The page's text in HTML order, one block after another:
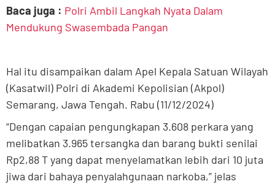
Baca juga : Polri Ambil Langkah Nyata Dalam
Mendukung Swasembada Pangan
Hal itu disampaikan dalam Apel Kepala Satuan Wilayah
(Kasatwil) Polri di Akademi Kepolisian (Akpol)
Semarang, Jawa Tengah. Rabu (11/12/2024)
“Dengan capaian pengungkapan 3.608 perkara yang
melibatkan 3.965 tersangka dan barang bukti senilai
Rp2,88 T yang dapat menyelamatkan lebih dari 10 juta
jiwa dari bahaya penyalahgunaan narkoba,” jelas